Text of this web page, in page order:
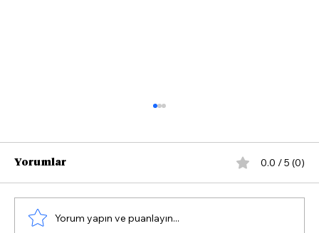
Yorumlar 0.0 / 5 (0)
Yorum yapın ve puanlayın...